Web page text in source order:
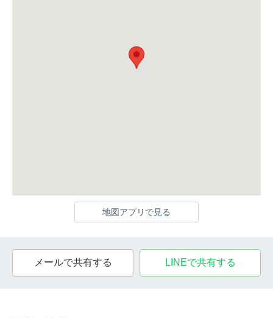
地図アプリで見る
メールで共有する LINEで共有する